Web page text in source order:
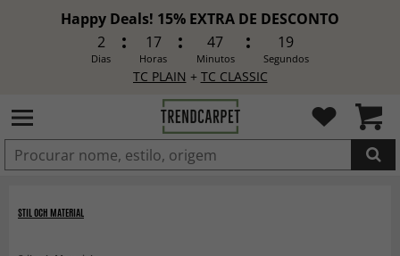
Happy Deals! 15% EXTRA DE DESCONTO
2
Dias
17
Horas
47
Minutos
18
Segundos
TC PLAIN + TC CLASSIC
STIL OCH MATERIAL